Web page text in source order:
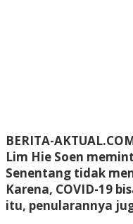
BERITA-
Lim Hie Soen
Senentang tidak
Karena, COVID-19
itu, penularannya